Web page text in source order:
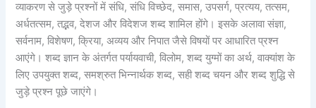
व्याकरण से जुड़े प्रश्नों में संधि, संधि विच्छेद, समास, उपसर्ग, प्रत्यय, तत्सम,
अर्धतत्सम, तद्भव, देशज और विदेशज शब्द शामिल होंगे। इसके अलावा संज्ञा,
सर्वनाम, विशेषण, क्रिया, अव्यय और निपात जैसे विषयों पर आधारित प्रश्न
आएंगे। शब्द ज्ञान के अंतर्गत पर्यायवाची, विलोम, शब्द युग्मों का अर्थ, वाक्यांश के
लिए उपयुक्त शब्द, समश्रुत भिन्नार्थक शब्द, सही शब्द चयन और शब्द शुद्धि से
जुड़े प्रश्न पूछे जाएंगे।